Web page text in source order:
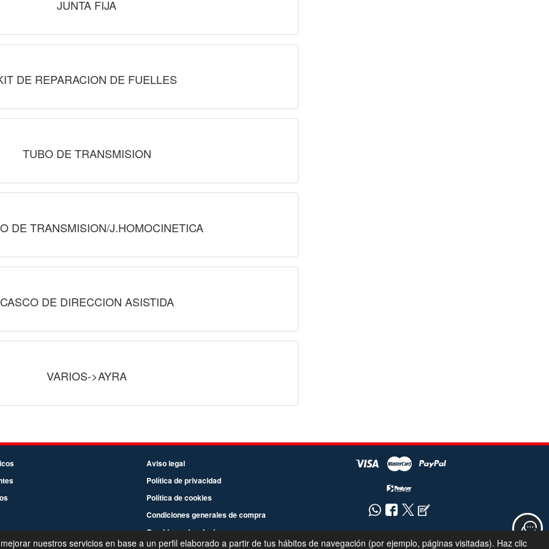
JUNTA FIJA
DE REPARACION DE FUELLES
TUBO DE TRANSMISION
DE TRANSMISION/J.HOMOCINETICA
CASCO DE DIRECCION ASISTIDA
VARIOS->AYRA
Aviso legal
Política de privacidad
Política de cookies
Condiciones generales de compra
Cambios y devoluciones
nuestros servicios en base a un perfil elaborado a partir de tus hábitos de navegación (por ejemplo, páginas visitadas). Haz clic